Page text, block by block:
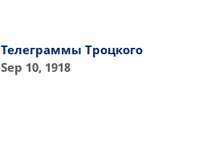
Телеграммы Троцкого
Sep 10, 1918